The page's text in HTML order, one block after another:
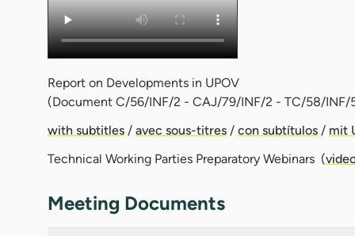
Report on Developments in UPOV
(Document C/56/INF/2 - CAJ/79/INF/2 - TC/58/INF/
with subtitles / avec sous-titres / con subtítulos / mit
Technical Working Parties Preparatory Webinars (
Meeting Documents